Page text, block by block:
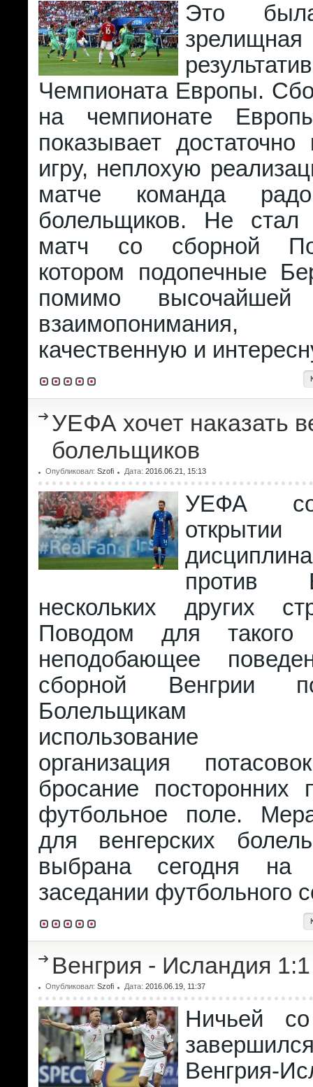
Это
Чемпионата Европы.
на чемпионате
показывает достаточно
игру, неплохую
матче команда
болельщиков. Не стал
матч со сборной
котором подопечные
помимо
качественную и
УЕФА хочет наказать
болельщиков
Опубликовал: Szofi Дата: 2016.06.21, 15:13
УЕФА
открытии
против
нескольких других
Поводом для такого
неподобающее
сборной Венгрии
Болельщикам
использование
организация
бросание посторонних
футбольное поле.
для венгерских
выбрана сегодня на
заседании футбольного
Венгрия - Исландия 1:1
Опубликовал: Szofi Дата: 2016.06.19, 11:37
Ничьей
Венгрия-